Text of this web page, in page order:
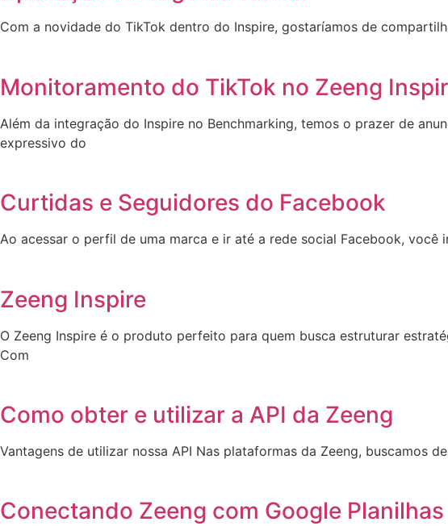
Com a novidade do TikTok dentro do Inspire, gostaríamos de
Monitoramento do TikTok no Zeeng
Além da integração do Inspire no Benchmarking, temos o prazer de
expressivo do
Curtidas e Seguidores do Facebook
Ao acessar o perfil de uma marca e ir até a rede social Facebook,
Zeeng Inspire
O Zeeng Inspire é o produto perfeito para quem busca estruturar
Com
Como obter e utilizar a API da Zeeng
Vantagens de utilizar nossa API Nas plataformas da Zeeng, buscamos
Conectando Zeeng com Google Planilhas